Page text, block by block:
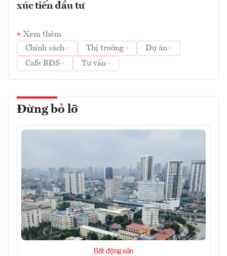
xúc tiến đầu tư
Xem thêm
Chính sách
Thị trường
Dự án
Cafe BĐS
Tư vấn
Đừng bỏ lỡ
Bất động sản